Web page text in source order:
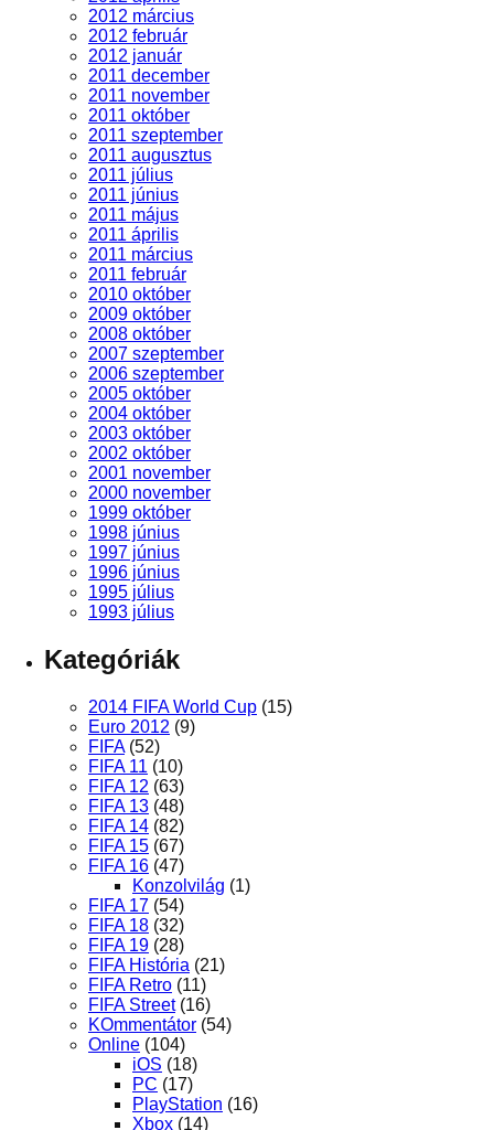
2012 március
2012 február
2012 január
2011 december
2011 november
2011 október
2011 szeptember
2011 augusztus
2011 július
2011 június
2011 május
2011 április
2011 március
2011 február
2010 október
2009 október
2008 október
2007 szeptember
2006 szeptember
2005 október
2004 október
2003 október
2002 október
2001 november
2000 november
1999 október
1998 június
1997 június
1996 június
1995 július
1993 július
Kategóriák
2014 FIFA World Cup (15)
Euro 2012 (9)
FIFA(52)
FIFA 11 (10)
FIFA 12 (63)
FIFA 13 (48)
FIFA 14 (82)
FIFA 15 (67)
FIFA 16 (47)
Konzolvilág (1)
FIFA 17 (54)
FIFA 18 (32)
FIFA 19 (28)
FIFA História (21)
FIFA Retro (11)
FIFA Street(16)
KOmmentátor (54)
Online (104)
iOS (18)
PC (17)
PlayStation (16)
Xbox (14)